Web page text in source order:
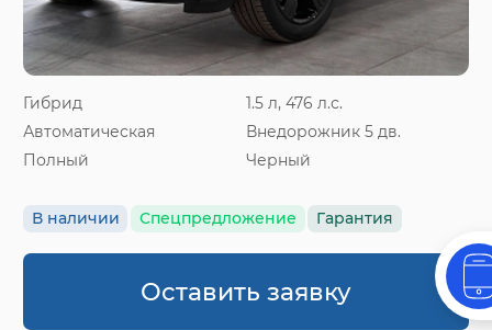
Гибрид
1.5 л, 476 л.с.
Автоматическая
Внедорожник 5 дв.
Полный
Черный
В наличии Спецпредложение Гарантия
Оставить заявку